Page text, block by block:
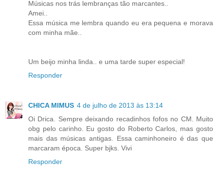
Músicas nos trás lembranças tão marcantes..
Amei..
Essa música me lembra quando eu era pequena e morava
com minha mãe..
Um beijo minha linda.. e uma tarde super especial!
Responder
CHICA MIMUS 4 de julho de 2013 às 13:14
Oi Drica. Sempre deixando recadinhos fofos no CM. Muito
obg pelo carinho. Eu gosto do Roberto Carlos, mas gosto
mais das músicas antigas. Essa caminhoneiro é das que
marcaram época. Super bjks. Vivi
Responder